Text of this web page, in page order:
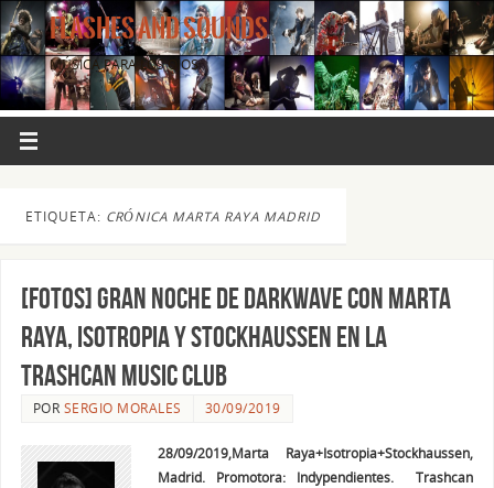
FLASHES AND SOUNDS
MÚSICA PARA LOS OJOS.
ETIQUETA: CRÓNICA MARTA RAYA MADRID
[FOTOS] Gran noche de Darkwave con Marta
Raya, Isotropia y Stockhaussen en la
Trashcan Music Club
POR SERGIO MORALES 30/09/2019
28/09/2019,Marta Raya+Isotropia+Stockhaussen,
Madrid. Promotora: Indypendientes. Trashcan